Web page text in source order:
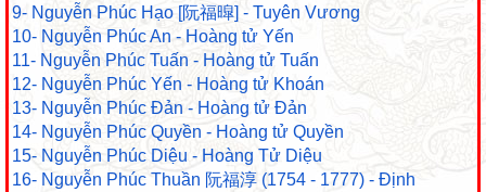
9- Nguyễn Phúc Hạo [阮福暭] - Tuyên Vương
10- Nguyễn Phúc An - Hoàng tử Yến
11- Nguyễn Phúc Tuấn - Hoàng tử Tuấn
12- Nguyễn Phúc Yến - Hoàng tử Khoán
13- Nguyễn Phúc Đản - Hoàng tử Đản
14- Nguyễn Phúc Quyền - Hoàng tử Quyền
15- Nguyễn Phúc Diệu - Hoàng Tử Diệu
16- Nguyễn Phúc Thuần 阮福淳 (1754 - 1777) - Định